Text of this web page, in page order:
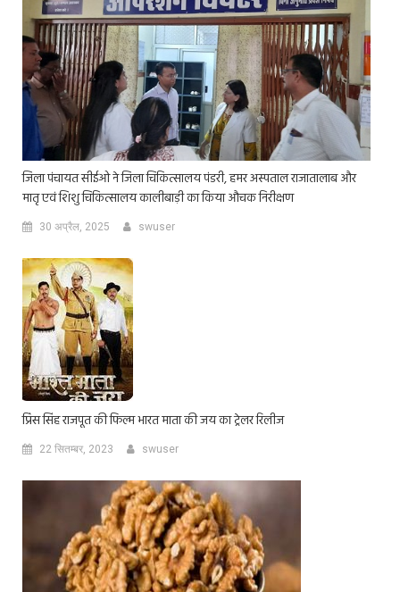
जिला पंचायत सीईओ ने जिला चिकित्सालय पंडरी, हमर अस्पताल राजातालाब और
मातृ एवं शिशु चिकित्सालय कालीबाड़ी का किया औचक निरीक्षण
30 अप्रैल, 2025 swuser
प्रिंस सिंह राजपूत की फिल्म भारत माता की जय का ट्रेलर रिलीज
22 सितम्बर, 2023 swuser